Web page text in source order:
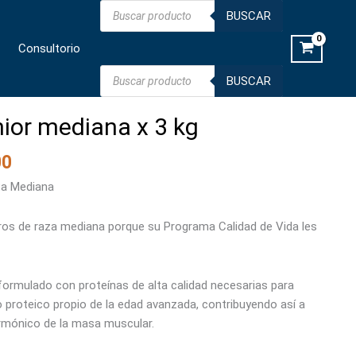
Consultorio
Búsqueda
productos
BUSCAR
Búsqueda
productos
BUSCAR
mediana x 3 kg
Mediana
de raza mediana porque su Programa Calidad de Vida les
con proteínas de alta calidad necesarias para
propio de la edad avanzada, contribuyendo así a
de la masa muscular.
x
3
cantidad